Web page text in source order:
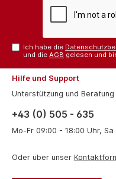
Ich habe die
und dieAGB gelesen und
Hilfe und Support
Unterstützung und Beratung
+43 (0) 505 - 635
Mo-Fr 09:00 - 18:00 Uhr,
Oder über unser